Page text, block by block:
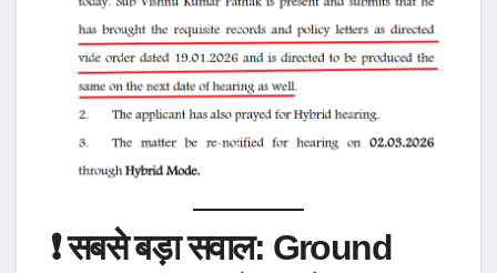
❗ सबसे बड़ा सवाल: Ground